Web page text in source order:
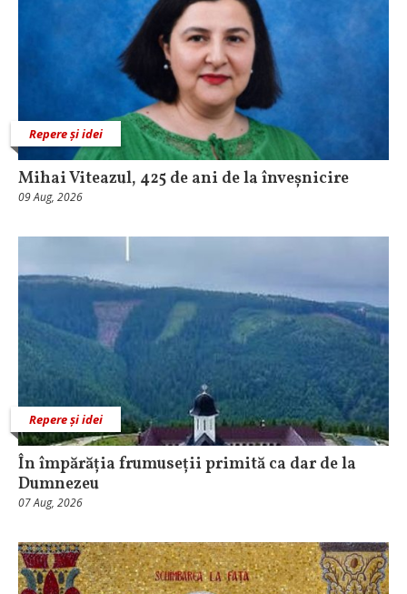
Repere și idei
Mihai Viteazul, 425 de ani de la înveșnicire
09 Aug, 2026
Repere și idei
În împărăția frumuseții primită ca dar de la
Dumnezeu
07 Aug, 2026